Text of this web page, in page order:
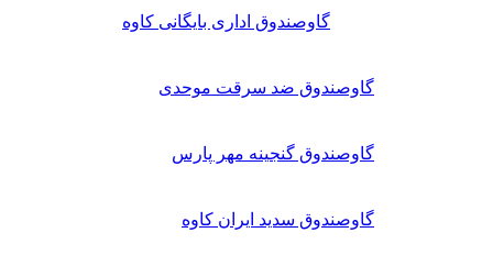
گاوصندوق اداری بایگانی کاوه
گاوصندوق ضد سرقت موحدی
گاوصندوق گنجینه مهر پارس
گاوصندوق سدید ایران کاوه